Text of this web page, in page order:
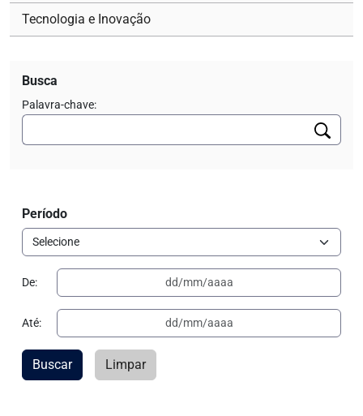
Tecnologia e Inovação
Busca
Palavra-chave:
Período
De:
Até:
Buscar Limpar